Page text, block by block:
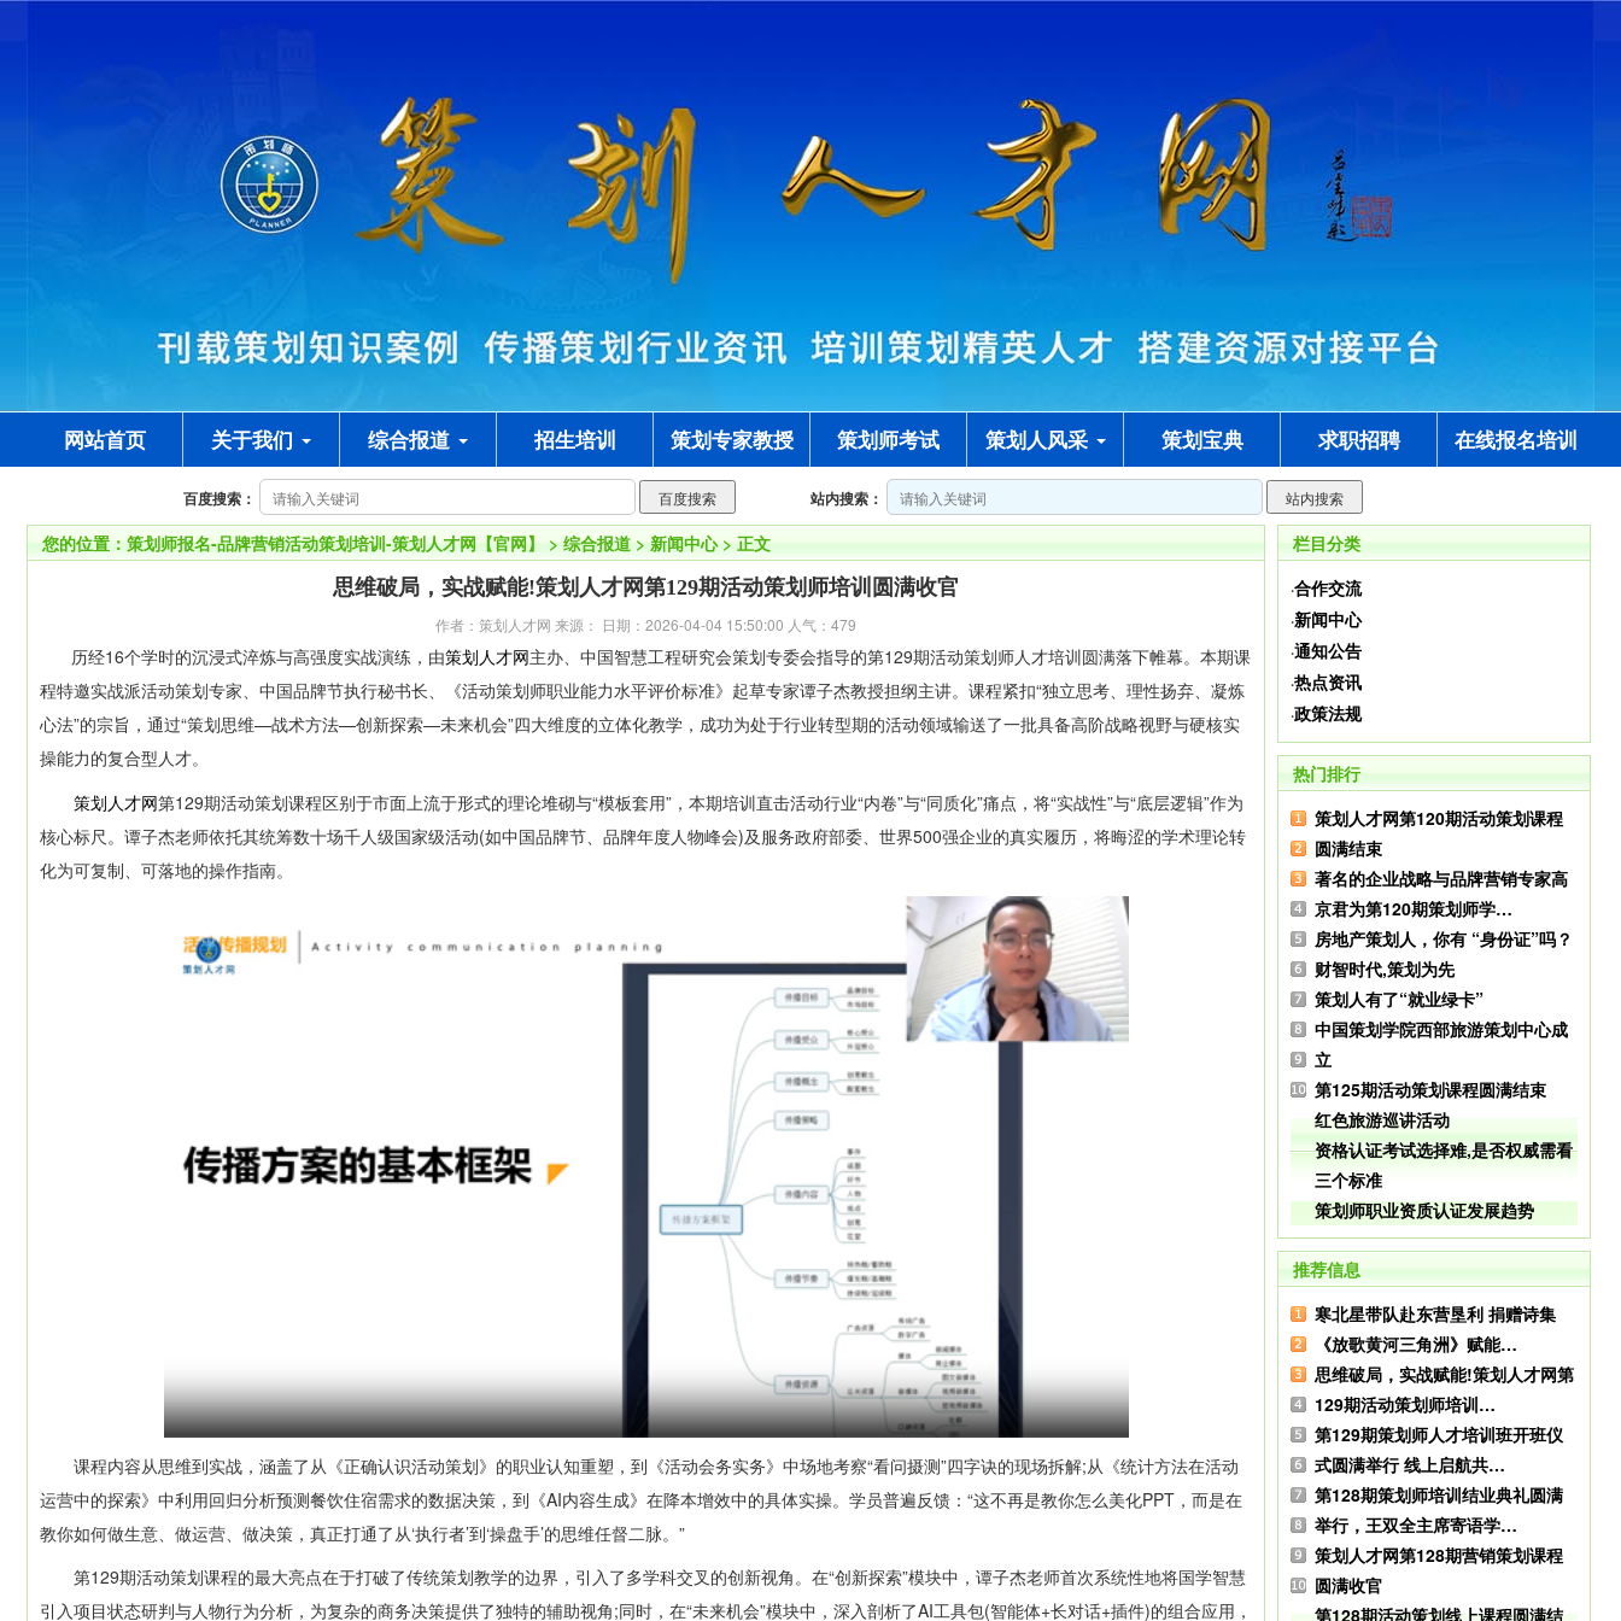
网站首页 关于我们 综合报道 招生培训 策划专家教授 策划师考试 策划人风采 策划宝典 求职招聘 在线报名培训
百度搜索： 站内搜索：
您的位置： 策划师报名-品牌营销活动策划培训-策划人才网【官网】 > 综合报道 > 新闻中心> 正文
思维破局，实战赋能!策划人才网第129期活动策划师培训圆满收官
作者：策划人才网 来源： 日期：2026-04-04 15:50:00 人气： 479
历经16个学时的沉浸式淬炼与高强度实战演练，由策划人才网主办、中国智慧工程研究会策划专委会指导的第129期活动策划师人才培训圆满落下帷幕。本期课
程特邀实战派活动策划专家、中国品牌节执行秘书长、《活动策划师职业能力水平评价标准》起草专家谭子杰教授担纲主讲。课程紧扣“独立思考、理性扬弃、凝炼
心法”的宗旨，通过“策划思维—战术方法—创新探索—未来机会”四大维度的立体化教学，成功为处于行业转型期的活动领域输送了一批具备高阶战略视野与硬核实
操能力的复合型人才。
策划人才网第129期活动策划课程区别于市面上流于形式的理论堆砌与“模板套用”，本期培训直击活动行业“内卷”与“同质化”痛点，将“实战性”与“底层逻辑”作为
核心标尺。谭子杰老师依托其统筹数十场千人级国家级活动(如中国品牌节、品牌年度人物峰会)及服务政府部委、世界500强企业的真实履历，将晦涩的学术理论转
化为可复制、可落地的操作指南。
课程内容从思维到实战，涵盖了从《正确认识活动策划》的职业认知重塑，到《活动会务实务》中场地考察“看问摄测”四字诀的现场拆解;从《统计方法在活动
运营中的探索》中利用回归分析预测餐饮住宿需求的数据决策，到《AI内容生成》在降本增效中的具体实操。学员普遍反馈：“这不再是教你怎么美化PPT，而是在
教你如何做生意、做运营、做决策，真正打通了从‘执行者’到‘操盘手’的思维任督二脉。”
第129期活动策划课程的最大亮点在于打破了传统策划教学的边界，引入了多学科交叉的创新视角。在“创新探索”模块中，谭子杰老师首次系统性地将国学智慧
引入项目状态研判与人物行为分析，为复杂的商务决策提供了独特的辅助视角;同时，在“未来机会”模块中，深入剖析了AI工具包(智能体+长对话+插件)的组合应用，
栏目分类
·合作交流
·新闻中心
·通知公告
·热点资讯
·政策法规
热门排行
策划人才网第120期活动策划课程
圆满结束
著名的企业战略与品牌营销专家高
京君为第120期策划师学…
房地产策划人，你有 “身份证”吗？
财智时代,策划为先
策划人有了“就业绿卡”
中国策划学院西部旅游策划中心成
立
第125期活动策划课程圆满结束
红色旅游巡讲活动
资格认证考试选择难,是否权威需看
三个标准
策划师职业资质认证发展趋势
推荐信息
寒北星带队赴东营垦利 捐赠诗集
《放歌黄河三角洲》赋能…
思维破局，实战赋能!策划人才网第
129期活动策划师培训…
第129期策划师人才培训班开班仪
式圆满举行 线上启航共…
第128期策划师培训结业典礼圆满
举行，王双全主席寄语学…
策划人才网第128期营销策划课程
圆满收官
第128期活动策划线上课程圆满结